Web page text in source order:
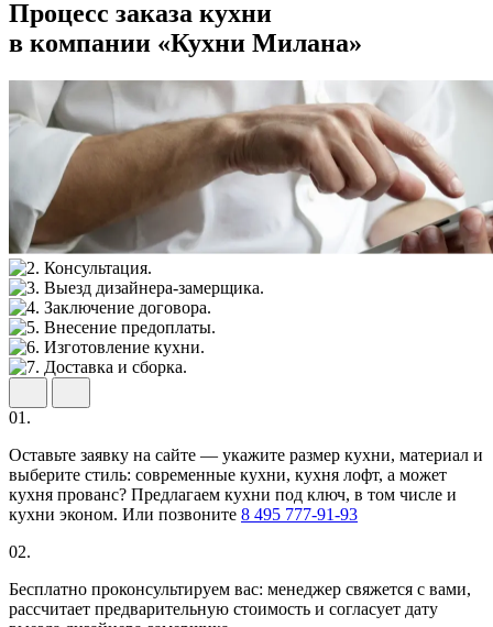
Процесс заказа кухни
в компании «Кухни Милана»
01.
Оставьте заявку на сайте — укажите размер кухни, материал и
выберите стиль: современные кухни, кухня лофт, а может
кухня прованс? Предлагаем кухни под ключ, в том числе и
кухни эконом. Или позвоните 8 495 777-91-93
02.
Бесплатно проконсультируем вас: менеджер свяжется с вами,
рассчитает предварительную стоимость и согласует дату